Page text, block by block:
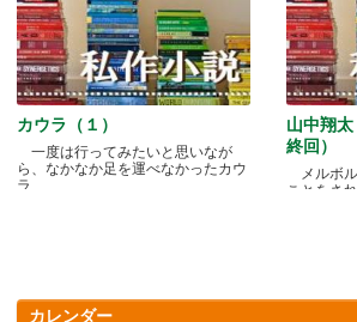
カウラ（１）
一度は行ってみたいと思いなが
ら、なかなか足を運べなかったカウ
ラ.....
山中翔
終回）
メルボ
ことをさ
カレンダー